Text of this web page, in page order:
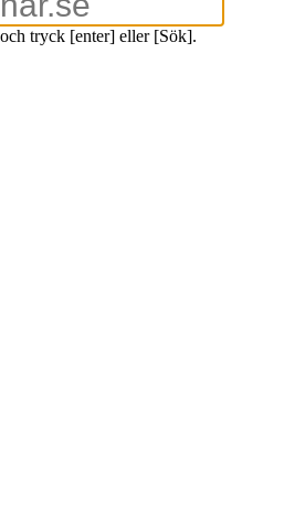
tryck [enter] eller [Sök].